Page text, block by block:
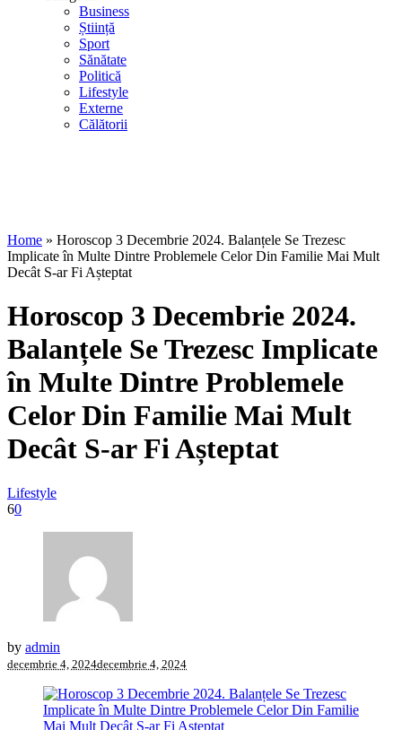
Business
Știință
Sport
Sănătate
Politică
Lifestyle
Externe
Călătorii
Home » Horoscop 3 Decembrie 2024. Balanțele Se Trezesc
Implicate în Multe Dintre Problemele Celor Din Familie Mai Mult
Decât S-ar Fi Așteptat
Horoscop 3 Decembrie 2024.
Balanțele Se Trezesc Implicate
în Multe Dintre Problemele
Celor Din Familie Mai Mult
Decât S-ar Fi Așteptat
Lifestyle
60
by admin
decembrie 4, 2024decembrie 4, 2024